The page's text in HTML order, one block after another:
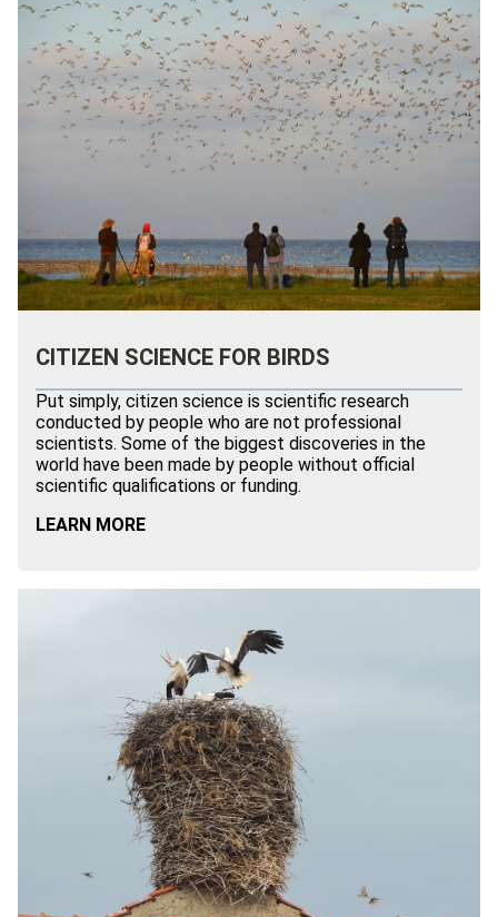
CITIZEN SCIENCE FOR BIRDS
Put simply, citizen science is scientific research
conducted by people who are not professional
scientists. Some of the biggest discoveries in the
world have been made by people without official
scientific qualifications or funding.
LEARN MORE